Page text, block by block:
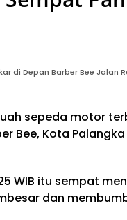
di Depan Barber Bee Jalan
sepeda motor
Bee, Kota
WIB itu sempat
dan